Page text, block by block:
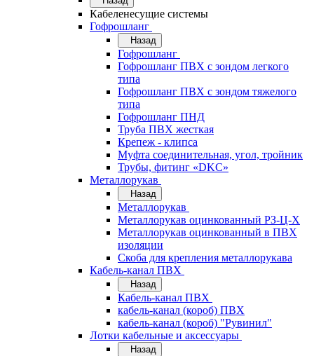
Кабеленесущие системы
Гофрошланг
Назад
Гофрошланг
Гофрошланг ПВХ с зондом легкого
типа
Гофрошланг ПВХ с зондом тяжелого
типа
Гофрошланг ПНД
Труба ПВХ жесткая
Крепеж - клипса
Муфта соединительная, угол, тройник
Трубы, фитинг «DKC»
Металлорукав
Назад
Металлорукав
Металлорукав оцинкованный РЗ-Ц-Х
Металлорукав оцинкованный в ПВХ
изоляции
Скоба для крепления металлорукава
Кабель-канал ПВХ
Назад
Кабель-канал ПВХ
кабель-канал (короб) ПВХ
кабель-канал (короб) "Рувинил"
Лотки кабельные и аксессуары
Назад